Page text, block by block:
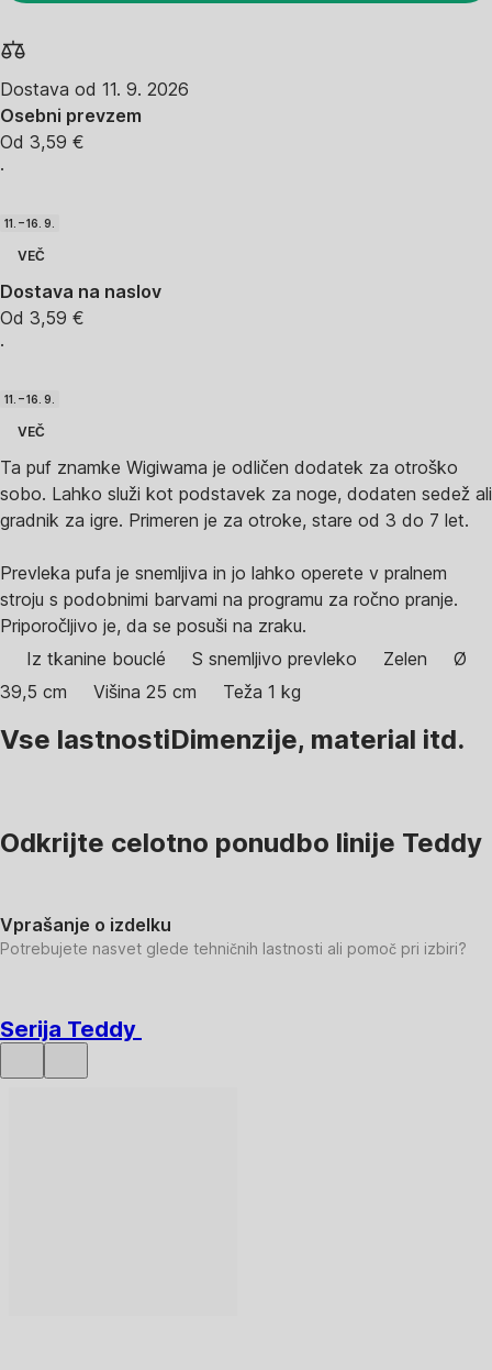
Dostava od 11. 9. 2026
Osebni prevzem
Od 3,59 €
·
11. – 16. 9.
VEČ
Dostava na naslov
Od 3,59 €
·
11. – 16. 9.
VEČ
Ta puf znamke Wigiwama je odličen dodatek za otroško
sobo. Lahko služi kot podstavek za noge, dodaten sedež ali
gradnik za igre. Primeren je za otroke, stare od 3 do 7 let.
Prevleka pufa je snemljiva in jo lahko operete v pralnem
stroju s podobnimi barvami na programu za ročno pranje.
Priporočljivo je, da se posuši na zraku.
Iz tkanine bouclé
S snemljivo prevleko Zelen
Ø
39,5 cm
Višina 25 cm Teža 1 kg
Vse lastnostiDimenzije, material itd.
Odkrijte celotno ponudbo linije Teddy
Vprašanje o izdelku
Potrebujete nasvet glede tehničnih lastnosti ali pomoč pri izbiri?
Serija Teddy